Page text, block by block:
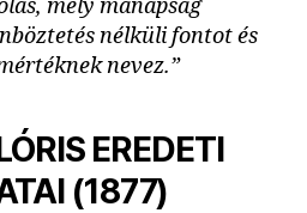
mely manapság
nélküli fontot és
nevez.”
EREDETI
(1877)